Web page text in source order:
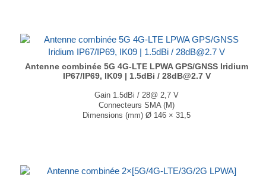
Antenne combinée 5G 4G-LTE LPWA GPS/GNSS Iridium
IP67/IP69, IK09 | 1.5dBi / 28dB@2.7 V
Gain 1.5dBi / 28@ 2,7 V
Connecteurs SMA (M)
Dimensions (mm) Ø 146 × 31,5